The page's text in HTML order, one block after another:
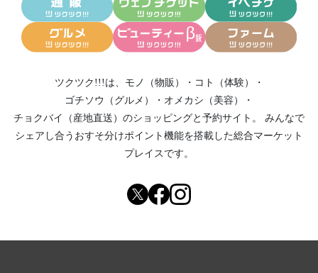
ツクツク!!!は、 モノ（物販） ・ コト（体験）
・
ゴチソウ（グルメ）
・ オメカシ（美容）
・
チョクバイ（産地直送） のショッピングと予約サイト。
みんなで
シェアし合う おすそ分けポイント機能を搭載した総合マーケット
プレイスです。